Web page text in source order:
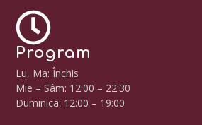
Program
Lu, Ma: Închis
Mie – Sâm: 12:00 – 22:30
Duminica: 12:00 – 19:00